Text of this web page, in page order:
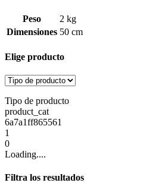
Peso
2 kg
Dimensiones 50 cm
Elige producto
Tipo de producto
product_cat
6a7a1ff865561
1
0
Loading....
Filtra los resultados